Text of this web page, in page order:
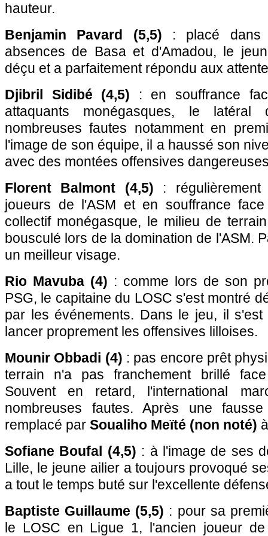
hauteur.
Benjamin Pavard (5,5) : placé dans
absences de Basa et d'Amadou, le
déçu et a parfaitement répondu aux
Djibril Sidibé (4,5) : en souffrance
attaquants monégasques, le
nombreuses fautes notamment en
l'image de son équipe, il a haussé son
avec des montées offensives
Florent Balmont (4,5) :
joueurs de l'ASM et en souffrance
collectif monégasque, le milieu de
bousculé lors de la domination de l'ASM.
un meilleur visage.
Rio Mavuba (4) : comme lors de son
PSG, le capitaine du LOSC s'est montré
par les événements. Dans le jeu, il
lancer proprement les offensives lilloises.
Mounir Obbadi (4) : pas encore prêt
terrain n'a pas franchement brillé
Souvent en retard, l'international
nombreuses fautes. Après une
remplacé par Soualiho Meïté (non noté)
Sofiane Boufal (4,5) : à l'image de ses
Lille, le jeune ailier a toujours provoqué
a tout le temps buté sur l'excellente
Baptiste Guillaume (5,5) : pour sa
le LOSC en Ligue 1, l'ancien joueur